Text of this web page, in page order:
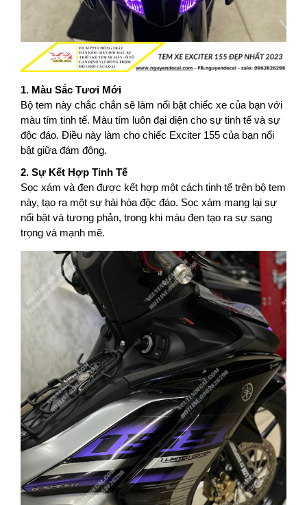
1. Màu Sắc Tươi Mới
Bộ tem này chắc chắn sẽ làm nổi bật chiếc xe của bạn với
màu tím tinh tế. Màu tím luôn đại diện cho sự tinh tế và sự
độc đáo. Điều này làm cho chiếc Exciter 155 của bạn nổi
bật giữa đám đông.
2. Sự Kết Hợp Tinh Tế
Sọc xám và đen được kết hợp một cách tinh tế trên bộ tem
này, tạo ra một sự hài hòa độc đáo. Sọc xám mang lại sự
nổi bật và tương phản, trong khi màu đen tạo ra sự sang
trọng và mạnh mẽ.